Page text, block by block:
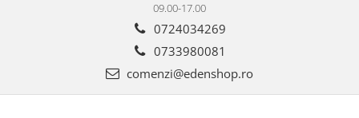
09.00-17.00
0724034269
0733980081
comenzi@edenshop.ro